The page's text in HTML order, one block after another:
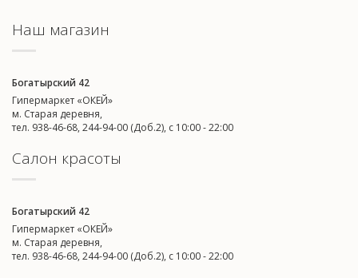
Наш магазин
Богатырский 42
Гипермаркет «ОКЕЙ»
м. Старая деревня,
тел. 938-46-68, 244-94-00 (Доб.2), c 10:00 - 22:00
Салон красоты
Богатырский 42
Гипермаркет «ОКЕЙ»
м. Старая деревня,
тел. 938-46-68, 244-94-00 (Доб.2), c 10:00 - 22:00